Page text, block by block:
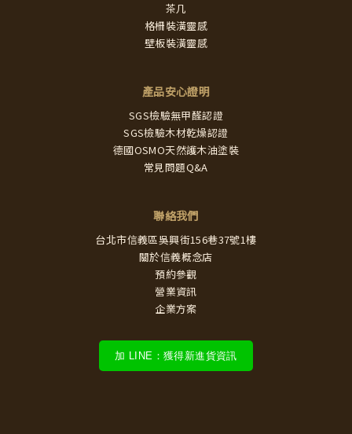
茶几
格柵裝潢靈感
壁板裝潢靈感
產品安心證明
SGS檢驗無甲醛認證
SGS檢驗木材乾燥認證
德國OSMO天然護木油塗裝
常見問題Q&A
聯絡我們
台北市信義區吳興街156巷37號1樓
關於信義概念店
預約參觀
營業資訊
企業方案
加 LINE：獲得新進貨資訊